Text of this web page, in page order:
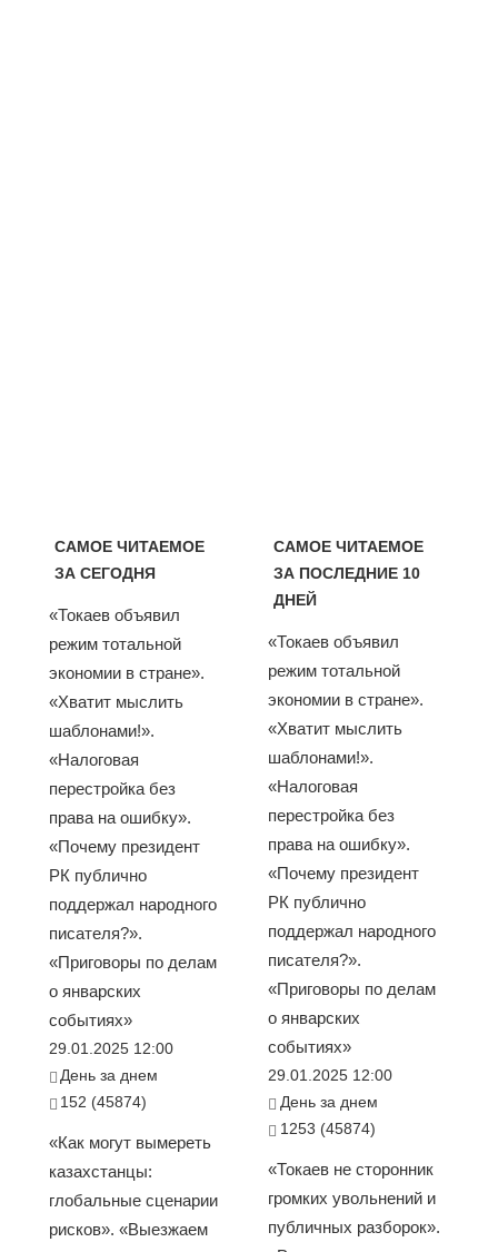
САМОЕ ЧИТАЕМОЕ
ЗА СЕГОДНЯ
«Токаев объявил
режим тотальной
экономии в стране».
«Хватит мыслить
шаблонами!».
«Налоговая
перестройка без
права на ошибку».
«Почему президент
РК публично
поддержал народного
писателя?».
«Приговоры по делам
о январских
событиях»
29.01.2025 12:00
День за днем
152 (45874)
«Как могут вымереть
казахстанцы:
глобальные сценарии
рисков». «Выезжаем
САМОЕ ЧИТАЕМОЕ
ЗА ПОСЛЕДНИЕ 10
ДНЕЙ
«Токаев объявил
режим тотальной
экономии в стране».
«Хватит мыслить
шаблонами!».
«Налоговая
перестройка без
права на ошибку».
«Почему президент
РК публично
поддержал народного
писателя?».
«Приговоры по делам
о январских
событиях»
29.01.2025 12:00
День за днем
1253 (45874)
«Токаев не сторонник
громких увольнений и
публичных разборок».